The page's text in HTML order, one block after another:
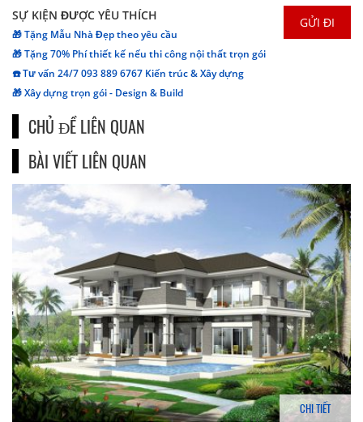
SỰ KIỆN ĐƯỢC YÊU THÍCH
🎁 Tặng Mẫu Nhà Đẹp theo yêu cầu
🎁 Tặng 70% Phí thiết kế nếu thi công nội thất trọn gói
☎️ Tư vấn 24/7 093 889 6767 Kiến trúc & Xây dựng
🎁 Xây dựng trọn gói - Design & Build
CHỦ ĐỀ LIÊN QUAN
BÀI VIẾT LIÊN QUAN
CHI TIẾT